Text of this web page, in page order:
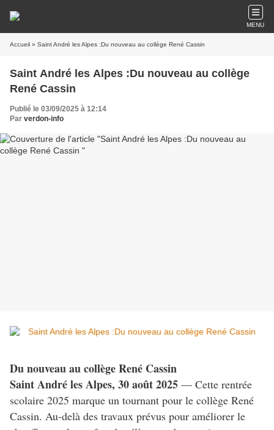
MENU
Accueil » Saint André les Alpes :Du nouveau au collège René Cassin
Saint André les Alpes :Du nouveau au collège
René Cassin
Publié le 03/09/2025 à 12:14
Par verdon-info
Du nouveau au collège René Cassin
Saint André les Alpes, 30 août 2025 — Cette rentrée
scolaire 2025 marque un tournant pour le collège René
Cassin. Au-delà des travaux prévus pour améliorer le